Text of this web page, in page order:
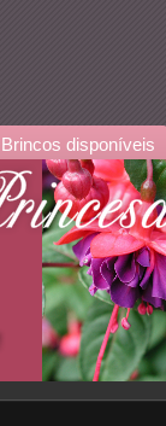
Brincos disponíveis